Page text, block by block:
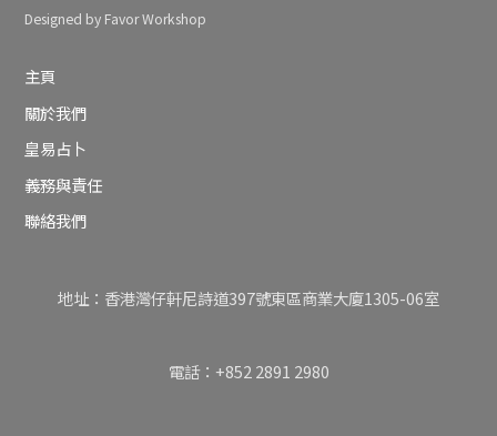
Designed by Favor Workshop
主頁
關於我們
皇易占卜
義務與責任
聯絡我們
地址：香港灣仔軒尼詩道397號東區商業大廈1305-06室
電話：+852 2891 2980